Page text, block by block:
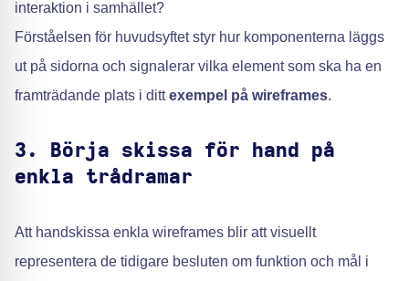
interaktion i samhället?
Förståelsen för huvudsyftet styr hur komponenterna läggs
ut på sidorna och signalerar vilka element som ska ha en
framträdande plats i dittexempel på wireframes.
3. Börja skissa för hand på
enkla trådramar
Att handskissa enkla wireframes blir att visuellt
representera de tidigare besluten om funktion och mål i